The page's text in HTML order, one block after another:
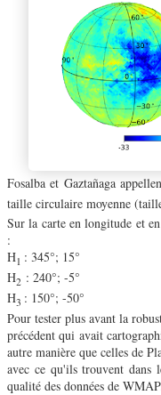
Fosalba et Gaztañaga
taille circulaire moyenne
Sur la carte en longitude et
:
H1 : 345°; 15°
H2 : 240°; -5°
H3 : 150°; -50°
Pour tester plus avant la
précédent qui avait
autre manière que celles de
avec ce qu'ils trouvent dans
qualité des données de